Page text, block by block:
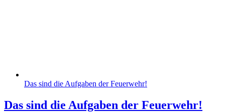
Das sind die Aufgaben der Feuerwehr!
Das sind die Aufgaben der Feuerwehr!